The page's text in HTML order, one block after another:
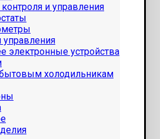
контроля и управления
управления
электронные устройства
бытовым холодильникам